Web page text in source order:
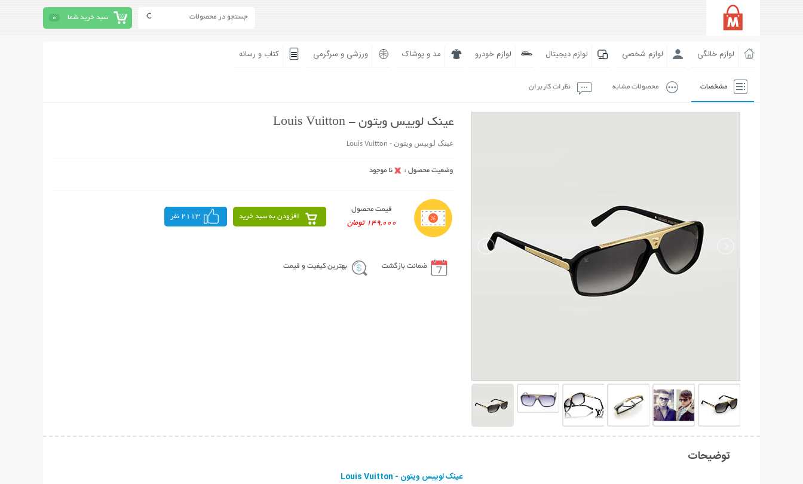
سبد خرید شما 0
لوازم خانگی لوازم شخصی لوازم دیجیتال لوازم خودرو مد و پوشاک ورزشی و سرگرمی کتاب و رسانه
مشخصات محصولات مشابه نظرات کاربران
عینک لوییس ویتون - Louis Vuitton
عینک لوییس ویتون - Louis Vuitton
قیمت محصول
149,000 تومان
افزودن به سبد خرید 2113 نفر
ضمانت بازگشت بهترین کیفیت و قیمت
توضیحات
عينک لوییس ویتون - Louis Vuitton